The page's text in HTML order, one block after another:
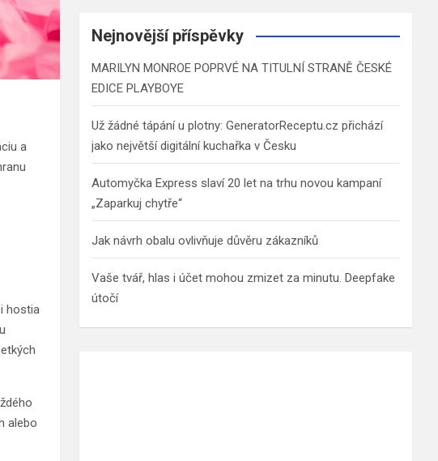
a
hostia
alebo
Nejnovější příspěvky
MARILYN MONROE POPRVÉ NA TITULNÍ STRANĚ ČESKÉ
EDICE PLAYBOYE
Už žádné tápání u plotny: GeneratorReceptu.cz přichází
jako největší digitální kuchařka v Česku
Automyčka Express slaví 20 let na trhu novou kampaní
„Zaparkuj chytře“
Jak návrh obalu ovlivňuje důvěru zákazníků
Vaše tvář, hlas i účet mohou zmizet za minutu. Deepfake
útočí